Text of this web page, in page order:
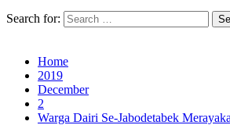
Search for:
Home
2019
December
2
Warga Dairi Se-Jabodetabek